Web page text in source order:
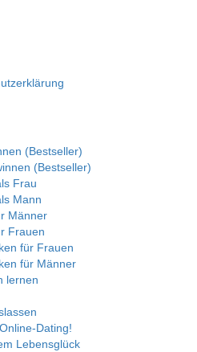
(Bestseller)
(Bestseller)
Frau
Mann
Männer
Frauen
für Frauen
für Männer
lernen
Dating!
Lebensglück